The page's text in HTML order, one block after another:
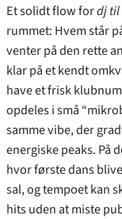
Et solidt flow fordj
rummet: Hvem står
venter på den rette
klar på et kendt
have et frisk
opdeles i små
samme vibe, der
energiske peaks. På
hvor første dans
sal, og tempoet kan
hits uden at miste